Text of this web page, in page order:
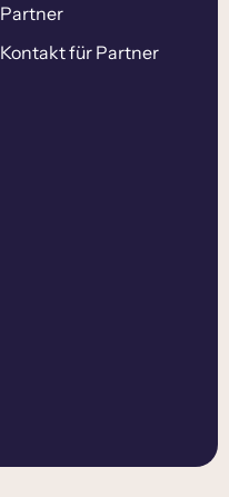
Partner
Kontakt für Partner